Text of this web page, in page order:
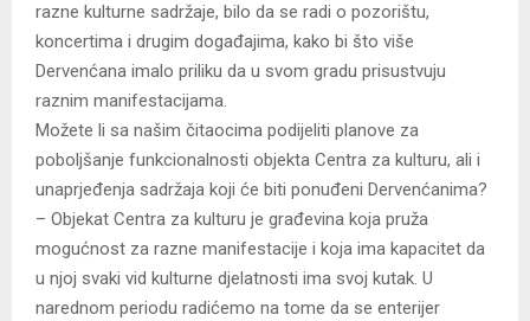
razne kulturne sadržaje, bilo da se radi o pozorištu,
koncertima i drugim događajima, kako bi što više
Dervenćana imalo priliku da u svom gradu prisustvuju
raznim manifestacijama.
Možete li sa našim čitaocima podijeliti planove za
poboljšanje funkcionalnosti objekta Centra za kulturu, ali i
unaprjeđenja sadržaja koji će biti ponuđeni Dervenćanima?
– Objekat Centra za kulturu je građevina koja pruža
mogućnost za razne manifestacije i koja ima kapacitet da
u njoj svaki vid kulturne djelatnosti ima svoj kutak. U
narednom periodu radićemo na tome da se enterijer